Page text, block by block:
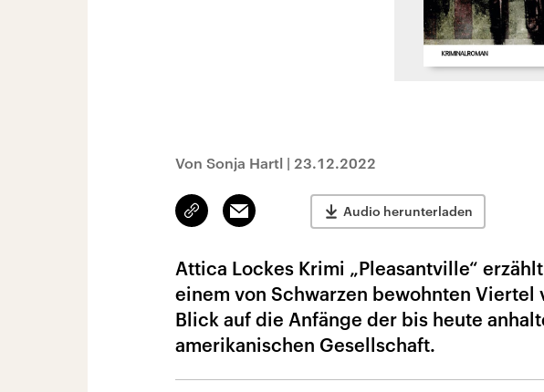
Von Sonja Hartl | 23.12.2022
Link
kopieren/teilen
Email Audio herunterladen
Attica Lockes Krimi „Pleasantville“
einem von Schwarzen bewohnten
Blick auf die Anfänge der bis heute
amerikanischen Gesellschaft.